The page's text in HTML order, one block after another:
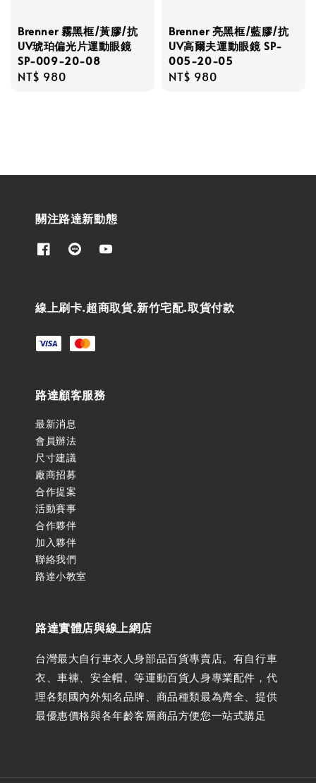
Brenner 霧黑框/黃膠/抗
UV琥珀偏光片運動眼鏡
SP-009-20-08
Regular
NT$ 980
Brenner 亮黑框/藍膠/抗
UV高爾夫運動眼鏡 SP-
005-20-05
Regular
NT$ 980
關注路達新動態
線上刷卡.超商取貨.新竹宅配.取貨付款
路達顧客服務
最新消息
會員辦法
尺寸建議
廠商招募
合作提案
活動賽事
合作夥伴
加入夥伴
聯絡我們
路達小教室
路達實體店與線上網店
台灣最大自行車衣人身部品百貨專賣店。有自行車
衣、車褲、安全帽、等運動百貨人身專業配件，代
理各類國內外知名品牌、商品種類最為齊全、提供
最優惠價格與各年齡客層商品方便您一站式購足